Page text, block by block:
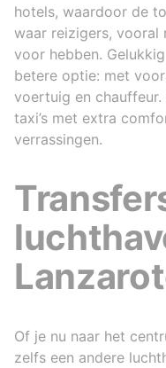
hotels, waardoor de
waar reizigers, vooral
voor hebben.
betere optie: met
voertuig en
taxi’s met extra
verrassingen.
Of je nu naar het
zelfs een andere